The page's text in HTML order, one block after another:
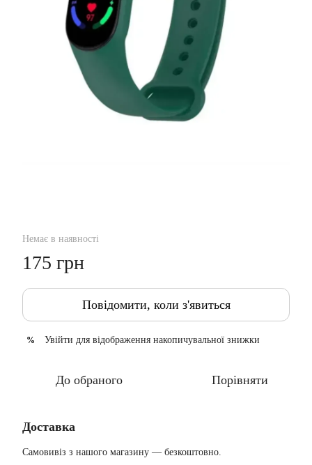
Немає в наявності
175 грн
Повідомити, коли з'явиться
% Увійти для відображення накопичувальної знижки
До обраного Порівняти
Доставка
Самовивіз з нашого магазину — безкоштовно.